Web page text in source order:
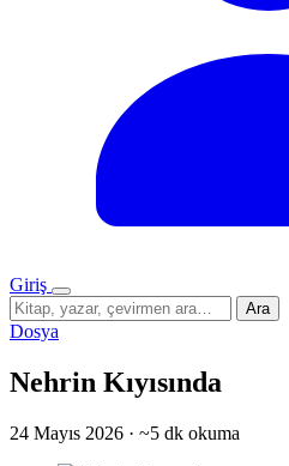
Giriş
Menü
Sitede
ara
Ara
Dosya
Nehrin Kıyısında
24 Mayıs 2026 · ~5 dk okuma